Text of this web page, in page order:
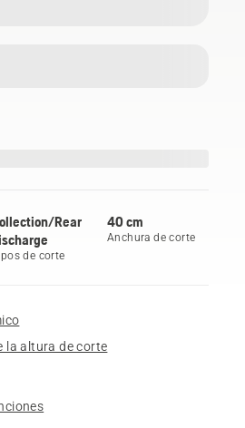
Rear
de corte
40 cm
Anchura de corte
la altura de corte